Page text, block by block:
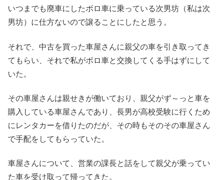
いつまでも廃車にしたボロ車に乗っている次男坊（私は次
男坊）に仕方ないので譲ることにしたと思う。
それで、中古を買った車屋さんに親父の車を引き取ってき
てもらい、それで私がボロ車と交換してくる手はずにして
いた。
その車屋さんは親せきが働いており、親父がず～っと車を
購入している車屋さんであり、長男が高校受験に行くため
にレンタカーを借りたのだが、その時もそのその車屋さん
で手配をしてもらっていた。
車屋さんについて、営業の課長と話をして親父が乗ってい
た車を受け取って帰ってきた。